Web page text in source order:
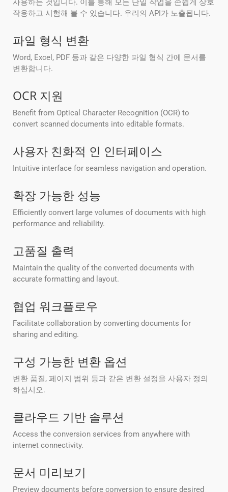
사용하는 것입니다. 이를 통해 모든 단일 작업을 손쉽게 상호
작용하고 시험해 볼 수 있습니다. 우리의 API가 노출됩니다.
파일 형식 변환
Word, Excel, PDF 등과 같은 다양한 파일 형식 간에 문서를
변환합니다.
OCR 지원
Benefit from Optical Character Recognition (OCR) to
convert scanned documents into editable formats.
사용자 친화적 인 인터페이스
Intuitive interface for seamless navigation and operation.
확장 가능한 성능
Efficiently convert large volumes of documents with high
performance and reliability.
고품질 출력
Maintain the quality of the converted documents with
accurate formatting and layout.
협업 워크플로우
Facilitate collaboration by converting documents for
sharing and editing.
구성 가능한 변환 옵션
변환 품질, 페이지 범위 등과 같은 변환 설정을 사용자 정의
하십시오.
클라우드 기반 솔루션
Access the conversion services from anywhere with
internet connectivity.
문서 미리보기
Preview documents before conversion to ensure desired